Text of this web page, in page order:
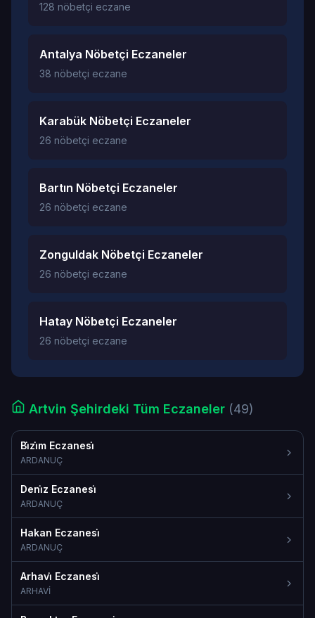
128 nöbetçi eczane
Antalya Nöbetçi Eczaneler
38 nöbetçi eczane
Karabük Nöbetçi Eczaneler
26 nöbetçi eczane
Bartın Nöbetçi Eczaneler
26 nöbetçi eczane
Zonguldak Nöbetçi Eczaneler
26 nöbetçi eczane
Hatay Nöbetçi Eczaneler
26 nöbetçi eczane
Artvin Şehirdeki Tüm Eczaneler (49)
Bi̇zi̇m Eczanesi̇
ARDANUÇ
Deni̇z Eczanesi̇
ARDANUÇ
Hakan Eczanesi̇
ARDANUÇ
Arhavi̇ Eczanesi̇
ARHAVİ